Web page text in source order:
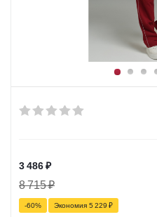
3 486₽
8 715₽
-60% Экономия 5 229 ₽